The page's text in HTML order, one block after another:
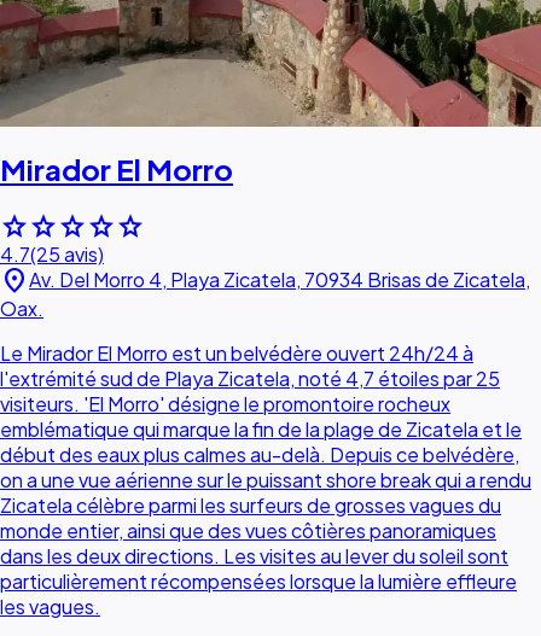
Mirador El Morro
starstarstarstarstar
4.7(25 avis)
location_onAv. Del Morro 4, Playa Zicatela, 70934 Brisas de Zicatela,
Oax.
Le Mirador El Morro est un belvédère ouvert 24h/24 à
l'extrémité sud de Playa Zicatela, noté 4,7 étoiles par 25
visiteurs. 'El Morro' désigne le promontoire rocheux
emblématique qui marque la fin de la plage de Zicatela et le
début des eaux plus calmes au-delà. Depuis ce belvédère,
on a une vue aérienne sur le puissant shore break qui a rendu
Zicatela célèbre parmi les surfeurs de grosses vagues du
monde entier, ainsi que des vues côtières panoramiques
dans les deux directions. Les visites au lever du soleil sont
particulièrement récompensées lorsque la lumière effleure
les vagues.